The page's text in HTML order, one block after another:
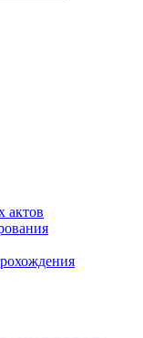
актов